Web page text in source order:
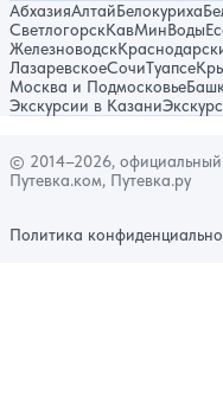
АбхазияАлтайБелокуриха
СветлогорскКавМинВоды
Железноводск
ЛазаревскоеСочиТуапсе
Москва и Подмосковье
Экскурсии в Казани
© 2014–2026,
Путевка.ком, Путевка.ру
Политика